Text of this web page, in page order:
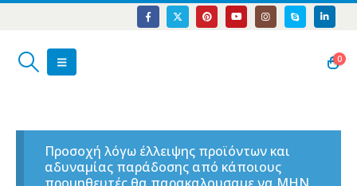
0
Προσοχή λόγω έλλειψης προϊόντων και
αδυναμίας παράδοσης από κάποιους